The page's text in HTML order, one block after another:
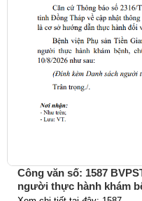
Công văn số: 1587
người thực hành khám